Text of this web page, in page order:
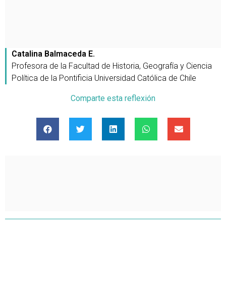
Catalina Balmaceda E.
Profesora de la Facultad de Historia, Geografía y Ciencia
Política de la Pontificia Universidad Católica de Chile
Comparte esta reflexión